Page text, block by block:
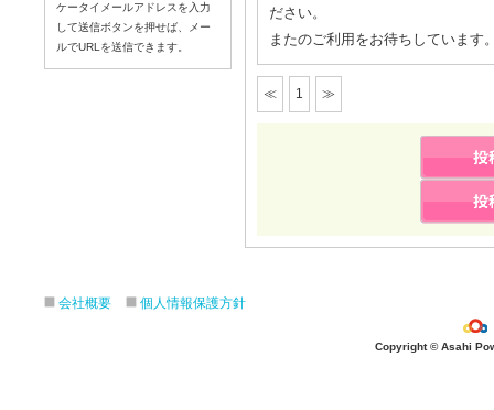
ださい。
またのご利用をお待ちしています
≪ 1 ≫
ケータイメールアドレスを入力
して送信ボタンを押せば、メー
ルでURLを送信できます。
会社概要 個人情報保護方針
Copyright © Asahi